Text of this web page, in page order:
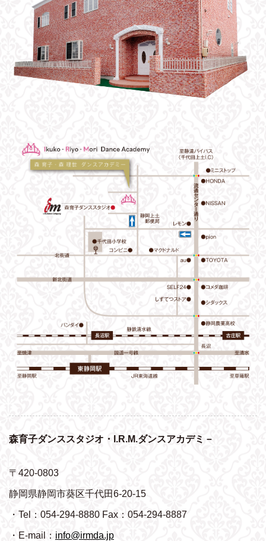
森育子ダンススタジオ・I.R.M.ダンスアカデミ－
〒420-0803
静岡県静岡市葵区千代田6-20-15
・Tel：054-294-8880 Fax：054-294-8887
・E-mail： info@irmda.jp